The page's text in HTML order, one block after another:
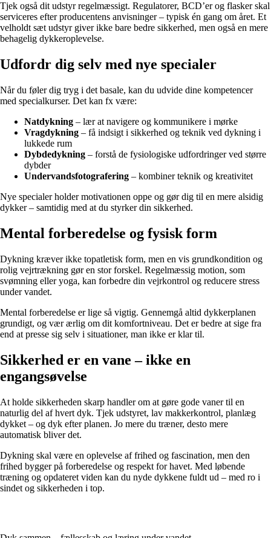
Tjek også dit udstyr regelmæssigt. Regulatorer, BCD’er og flasker skal
serviceres efter producentens anvisninger – typisk én gang om året. Et
velholdt sæt udstyr giver ikke bare bedre sikkerhed, men også en mere
behagelig dykkeroplevelse.
Udfordr dig selv med nye specialer
Når du føler dig tryg i det basale, kan du udvide dine kompetencer
med specialkurser. Det kan fx være:
Natdykning – lær at navigere og kommunikere i mørke
Vragdykning – få indsigt i sikkerhed og teknik ved dykning i
lukkede rum
Dybdedykning – forstå de fysiologiske udfordringer ved større
dybder
Undervandsfotografering – kombiner teknik og kreativitet
Nye specialer holder motivationen oppe og gør dig til en mere alsidig
dykker – samtidig med at du styrker din sikkerhed.
Mental forberedelse og fysisk form
Dykning kræver ikke topatletisk form, men en vis grundkondition og
rolig vejrtrækning gør en stor forskel. Regelmæssig motion, som
svømning eller yoga, kan forbedre din vejrkontrol og reducere stress
under vandet.
Mental forberedelse er lige så vigtig. Gennemgå altid dykkerplanen
grundigt, og vær ærlig om dit komfortniveau. Det er bedre at sige fra
end at presse sig selv i situationer, man ikke er klar til.
Sikkerhed er en vane – ikke en
engangsøvelse
At holde sikkerheden skarp handler om at gøre gode vaner til en
naturlig del af hvert dyk. Tjek udstyret, lav makkerkontrol, planlæg
dykket – og dyk efter planen. Jo mere du træner, desto mere
automatisk bliver det.
Dykning skal være en oplevelse af frihed og fascination, men den
frihed bygger på forberedelse og respekt for havet. Med løbende
træning og opdateret viden kan du nyde dykkene fuldt ud – med ro i
sindet og sikkerheden i top.